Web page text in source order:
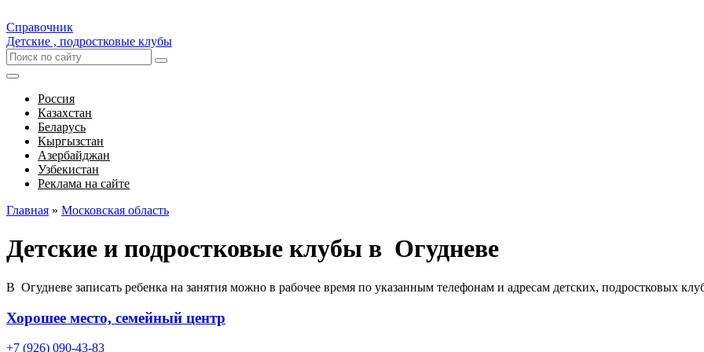
Справочник
Детские , подростковые клубы
Россия
Казахстан
Беларусь
Кыргызстан
Азербайджан
Узбекистан
Реклама на сайте
Главная » Московская область
Детские и подростковые клубы в Огудневе
В Огудневе записать ребенка на занятия можно в рабочее время по указанным телефонам и адресам детских, подростковых
Хорошее место, семейный центр
+7 (926) 090-43-83